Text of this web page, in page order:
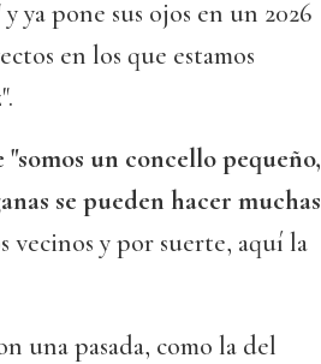
ya pone sus ojos en un 2026
en los que estamos
un concello pequeño,
se pueden hacer muchas
vecinos y por suerte, aquí la
una pasada, como la del